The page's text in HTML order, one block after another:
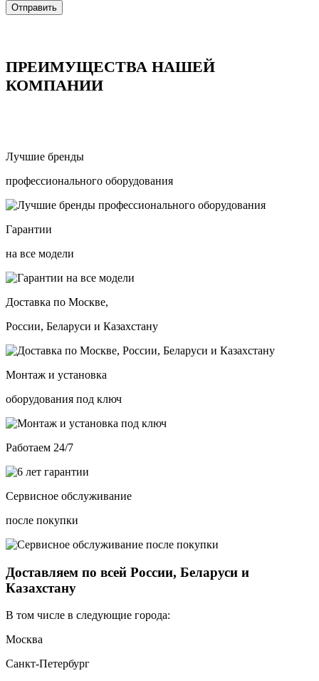
ПРЕИМУЩЕСТВА НАШЕЙ
КОМПАНИИ
Лучшие бренды
профессионального оборудования
Гарантии
на все модели
Доставка по Москве,
России, Беларуси и Казахстану
Монтаж и установка
оборудования под ключ
Работаем 24/7
Сервисное обслуживание
после покупки
Доставляем по всей России, Беларуси и
Казахстану
В том числе в следующие города:
Москва
Санкт-Петербург